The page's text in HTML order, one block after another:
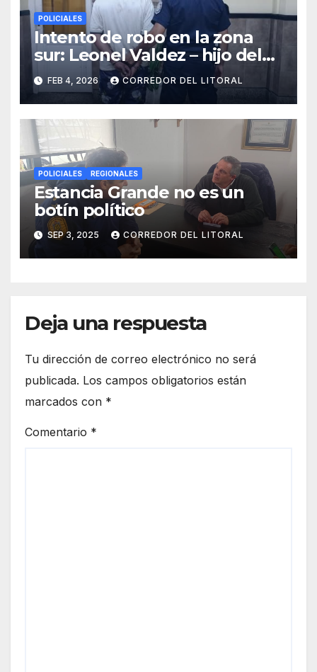
POLICIALES
Intento de robo en la zona
sur: Leonel Valdez – hijo del
seudo periodista Jorge
Valdez – por el delito de
tentativa de robo
FEB 4, 2026 CORREDOR DEL LITORAL
POLICIALES REGIONALES
Estancia Grande no es un
botín político
SEP 3, 2025 CORREDOR DEL LITORAL
Deja una respuesta
Tu dirección de correo electrónico no será
publicada. Los campos obligatorios están
marcados con *
Comentario *